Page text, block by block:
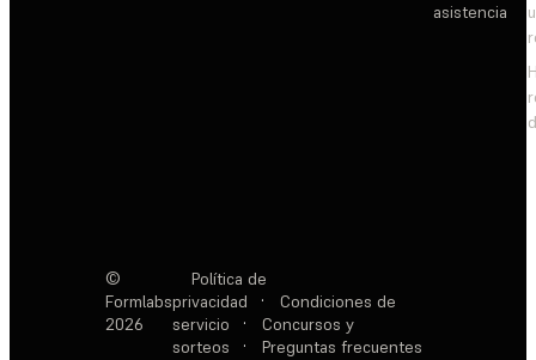
asistencia
©
Formlabs
2026
Política de
privacidad
·
Condiciones de
servicio
·
Concursos y
sorteos
· Preguntas frecuentes